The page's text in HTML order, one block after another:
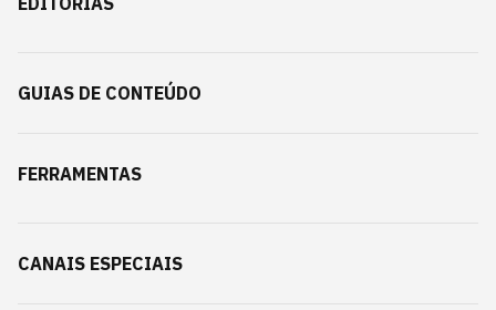
GUIAS DE CONTEÚDO
FERRAMENTAS
CANAIS ESPECIAIS